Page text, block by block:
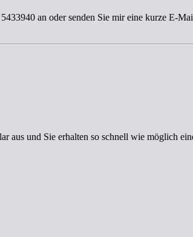
an oder senden Sie mir eine kurze E-
aus und Sie erhalten so schnell wie möglich